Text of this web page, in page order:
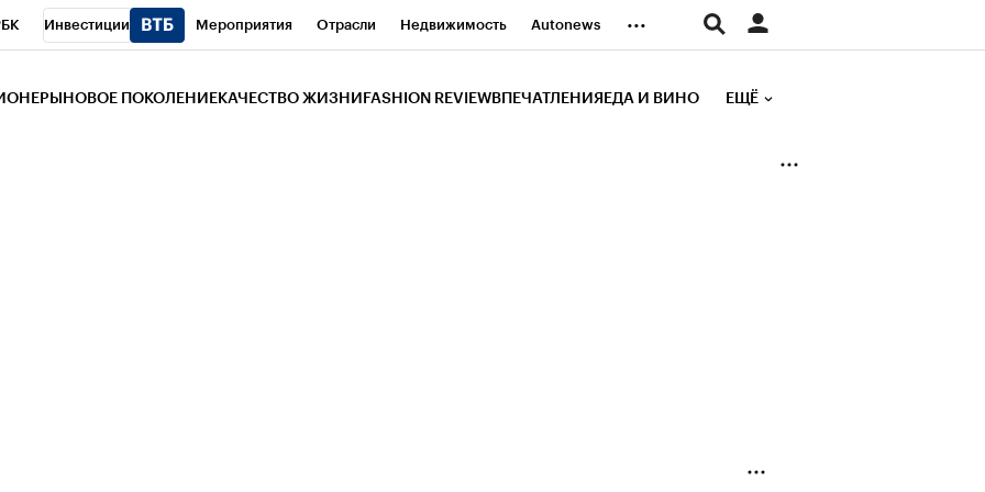
Инвестиции Мероприятия Отрасли Недвижимость Autonews ...
НОВОЕ ПОКОЛЕНИЕ КАЧЕСТВО ЖИЗНИ FASHION REVIEW ВПЕЧАТЛЕНИЯ ЕДА И ВИНО ЕЩЁ